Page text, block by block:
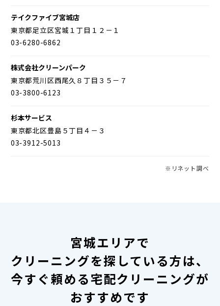
テイクファイブ宮城店
東京都足立区宮城１丁目１２－１
03-6280-6862
株式会社クリーンパーク
東京都荒川区西尾久８丁目３５－７
03-3800-6123
杉本サービス
東京都北区豊島５丁目４－３
03-3912-5013
※リネット調べ
宮城エリアで
クリーニングを探している方は、
今すぐ頼める宅配クリーニングが
おすすめです